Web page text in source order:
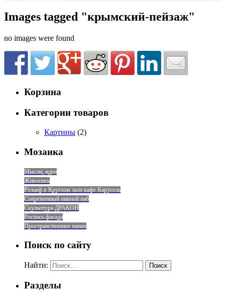
Images tagged "крымский-пейзаж"
no images were found
Корзина
Категории товаров
Картины (2)
Мозаика
Мысли, идеи
Живопись
Рельеф в Круглом зале кафе Карусель
Современный пивной паб
Скульптура ДРАКОН
Роспись фасада
Пространственное панно
Поиск по сайту
Найти:
Разделы